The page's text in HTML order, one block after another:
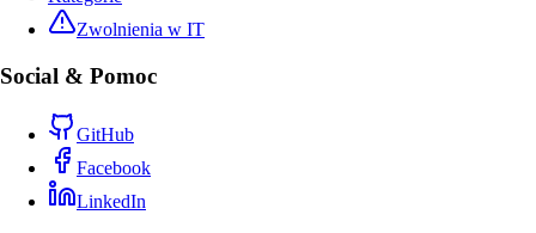
Zwolnienia w IT
Social & Pomoc
GitHub
Facebook
LinkedIn